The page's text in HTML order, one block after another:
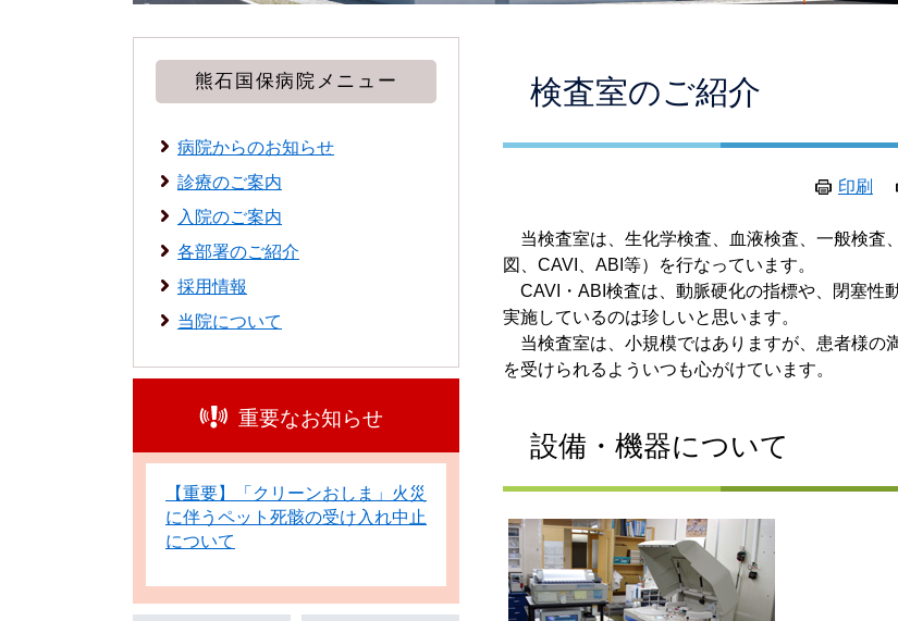
検査室のご紹介
印刷
当検査室は、生化学検査、血液検査、一般検査
図、CAVI、ABI等）を行なっています。
CAVI・ABI検査は、動脈硬化の指標や、閉塞性
実施しているのは珍しいと思います。
当検査室は、小規模ではありますが、患者様の
を受けられるよういつも心がけています。
設備・機器について
熊石国保病院メニュー
病院からのお知らせ
診療のご案内
入院のご案内
各部署のご紹介
採用情報
当院について
重要なお知らせ
【重要】「クリーンおしま」火災
に伴うペット死骸の受け入れ中止
について